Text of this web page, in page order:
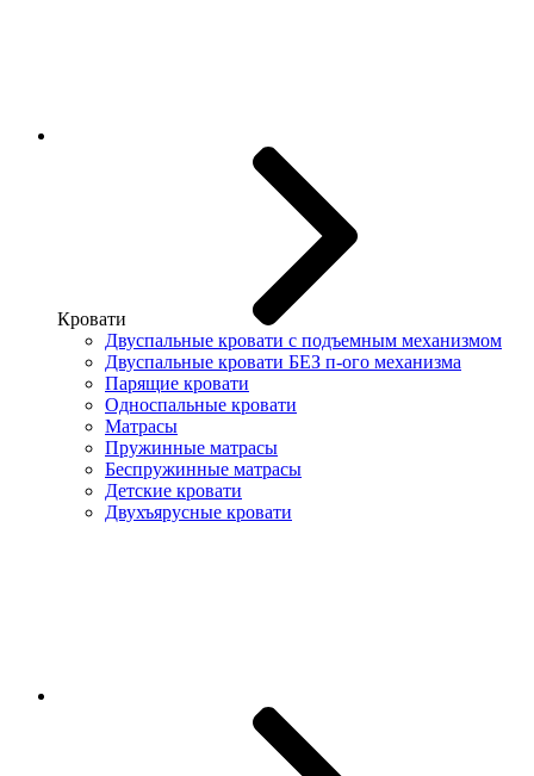
Кровати
Двуспальные кровати с подъемным механизмом
Двуспальные кровати БЕЗ п-ого механизма
Парящие кровати
Односпальные кровати
Матрасы
Пружинные матрасы
Беспружинные матрасы
Детские кровати
Двухъярусные кровати